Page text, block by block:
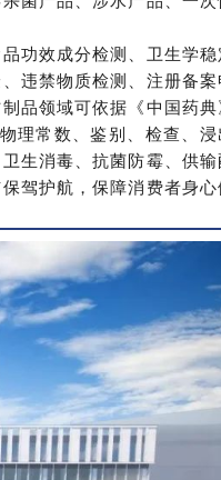
功效成分检测、卫生学稳
违禁物质检测、注册备案
品领域可依据《中国药典
理常数、鉴别、检查、浸
生消毒、抗菌防霉、供输
驾护航，保障消费者身心